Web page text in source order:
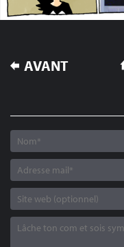
NAVIGATION
DE
AVANT